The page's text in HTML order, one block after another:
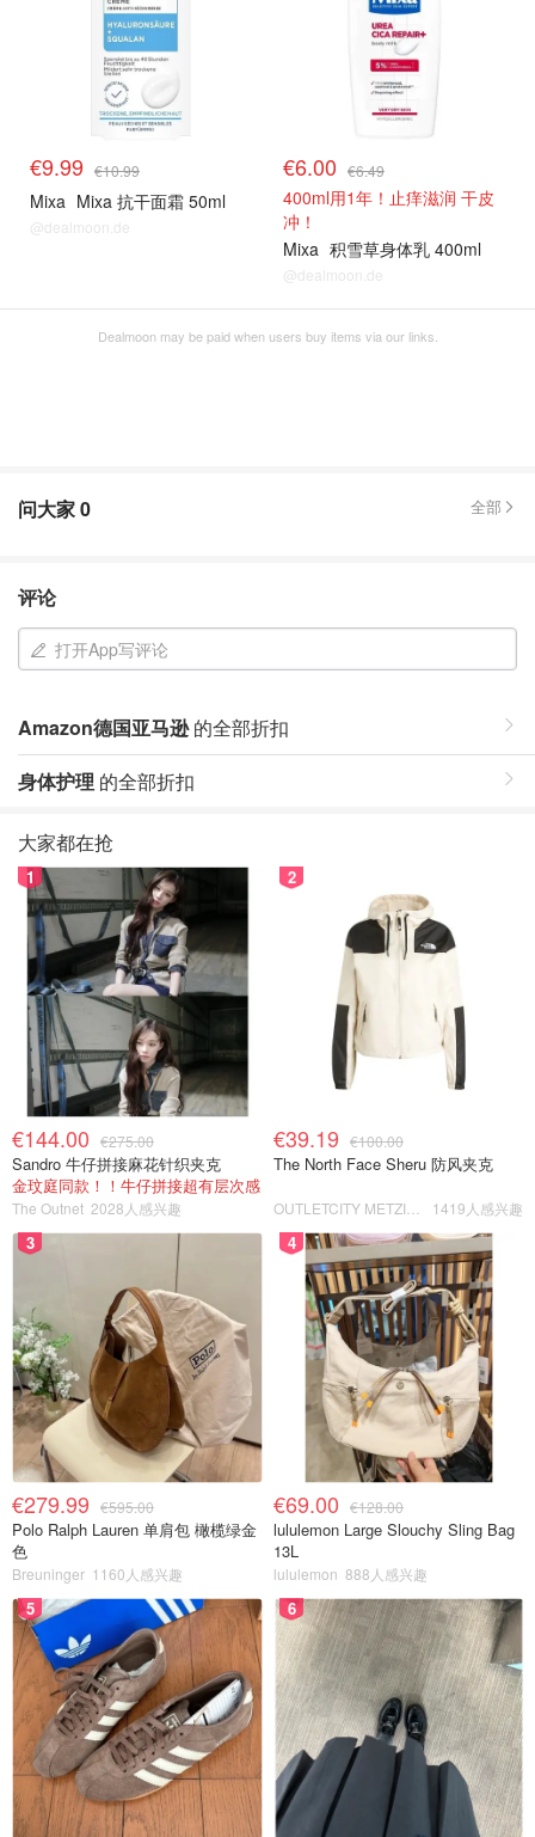
€9.99 €10.99
Mixa Mixa 抗干面霜 50ml
@dealmoon.de
€6.00 €6.49
400ml用1年！止痒滋润 干皮
冲！
Mixa 积雪草身体乳 400ml
@dealmoon.de
Dealmoon may be paid when users buy items via our links.
问大家0 全部
评论
打开App写评论
Amazon德国亚马逊的全部折扣
身体护理 的全部折扣
大家都在抢
1
€144.00 €275.00
Sandro 牛仔拼接麻花针织夹克
金玟庭同款！！牛仔拼接超有层次感
The Outnet 2028人感兴趣
2
€39.19 €100.00
The North Face Sheru 防风夹克
1419人感兴趣
3
€279.99 €595.00
Polo Ralph Lauren 单肩包 橄榄绿金
色
Breuninger 1160人感兴趣
4
€69.00 €128.00
lululemon Large Slouchy Sling Bag
13L
lululemon 888人感兴趣
5 6